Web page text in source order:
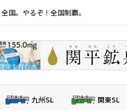
国。やるぞ！全国制覇。
九州SL 関東SL